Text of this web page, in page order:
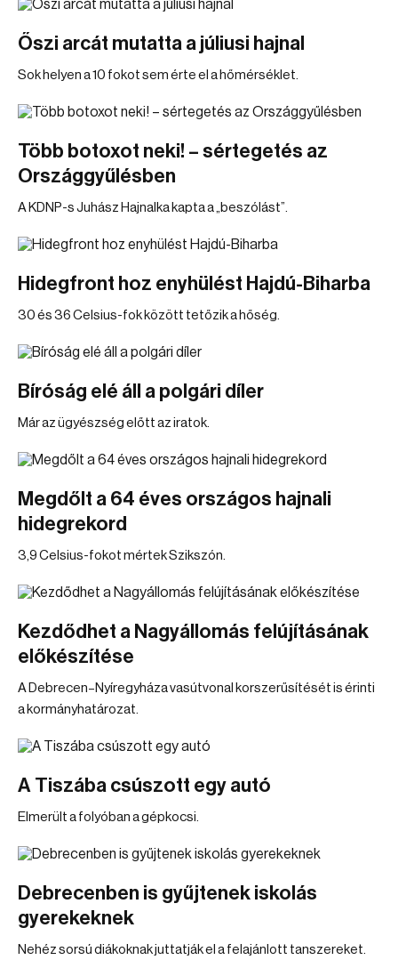
Őszi arcát mutatta a júliusi hajnal
Sok helyen a 10 fokot sem érte el a hőmérséklet.
Több botoxot neki! – sértegetés az
Országgyűlésben
A KDNP-s Juhász Hajnalka kapta a „beszólást”.
Hidegfront hoz enyhülést Hajdú-Biharba
30 és 36 Celsius-fok között tetőzik a hőség.
Bíróság elé áll a polgári díler
Már az ügyészség előtt az iratok.
Megdőlt a 64 éves országos hajnali
hidegrekord
3,9 Celsius-fokot mértek Szikszón.
Kezdődhet a Nagyállomás felújításának
előkészítése
A Debrecen–Nyíregyháza vasútvonal korszerűsítését is érinti
a kormányhatározat.
A Tiszába csúszott egy autó
Elmerült a folyóban a gépkocsi.
Debrecenben is gyűjtenek iskolás
gyerekeknek
Nehéz sorsú diákoknak juttatják el a felajánlott tanszereket.